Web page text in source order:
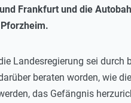
Frankfurt und die
Landesregierung sei
beraten worden, wie
das Gefängnis